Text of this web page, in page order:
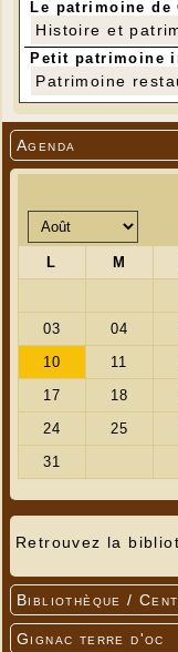
Agenda
Retrouvez la
Bibliothèque /
Gignac terre d'oc
Le patrimoine de
Histoire et
Petit patrimoine
Patrimoine